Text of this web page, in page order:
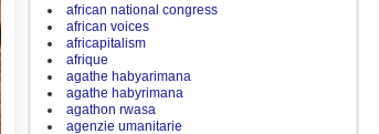
african national congress
african voices
africapitalism
afrique
agathe habyarimana
agathe habyrimana
agathon rwasa
agenzie umanitarie